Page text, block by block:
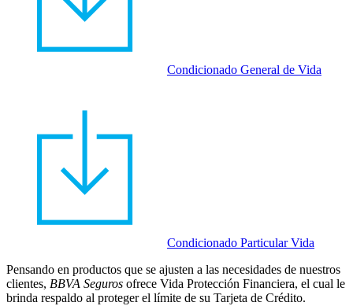
Condicionado General de Vida
Condicionado Particular Vida
Pensando en productos que se ajusten a las necesidades de nuestros
clientes, BBVA Seguros ofrece Vida Protección Financiera, el cual le
brinda respaldo al proteger el límite de su Tarjeta de Crédito.